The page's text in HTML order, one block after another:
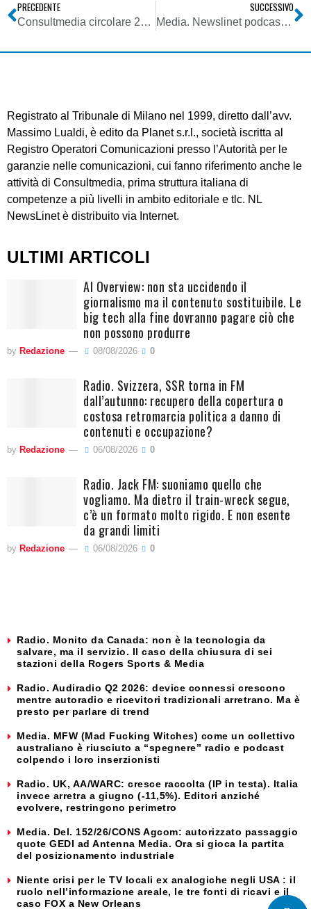
PRECEDENTE
Consultmedia circolare 29092021 su contributi per emittenti radiotelevisive e testate giornalistiche online previsti dalla Regione Lombardia
SUCCESSIVO
Media. Newslinet podcast puntata del 29/09/2021: ascolta le notizie della settimana di NL
Registrato al Tribunale di Milano nel 1999, diretto dall’avv.
Massimo Lualdi, è edito da Planet s.r.l., società iscritta al
Registro Operatori Comunicazioni presso l’Autorità per le
garanzie nelle comunicazioni, cui fanno riferimento anche le
attività di Consultmedia, prima struttura italiana di
competenze a più livelli in ambito editoriale e tlc. NL
NewsLinet è distribuito via Internet.
ULTIMI ARTICOLI
AI Overview: non sta uccidendo il
giornalismo ma il contenuto sostituibile. Le
big tech alla fine dovranno pagare ciò che
non possono produrre
by Redazione 08/08/2026 0
Radio. Svizzera, SSR torna in FM
dall’autunno: recupero della copertura o
costosa retromarcia politica a danno di
contenuti e occupazione?
by Redazione 06/08/2026 0
Radio. Jack FM: suoniamo quello che
vogliamo. Ma dietro il train-wreck segue,
c’è un formato molto rigido. E non esente
da grandi limiti
by Redazione 06/08/2026 0
Radio. Monito da Canada: non è la tecnologia da
salvare, ma il servizio. Il caso della chiusura di sei
stazioni della Rogers Sports & Media
Radio. Audiradio Q2 2026: device connessi crescono
mentre autoradio e ricevitori tradizionali arretrano. Ma è
presto per parlare di trend
Media. MFW (Mad Fucking Witches) come un collettivo
australiano è riusciuto a “spegnere” radio e podcast
colpendo i loro inserzionisti
Radio. UK, AA/WARC: cresce raccolta (IP in testa). Italia
invece arretra a giugno (-11,5%). Editori anziché
evolvere, restringono perimetro
Media. Del. 152/26/CONS Agcom: autorizzato passaggio
quote GEDI ad Antenna Media. Ora si gioca la partita
del posizionamento industriale
Niente crisi per le TV locali ex analogiche negli USA : il
ruolo nell’informazione areale, le tre fonti di ricavi e il
caso FOX a New Orleans